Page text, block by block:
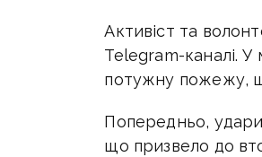
Активіст та
Telegram-каналі. У
потужну пожежу,
Попередньо, удари
що призвело до